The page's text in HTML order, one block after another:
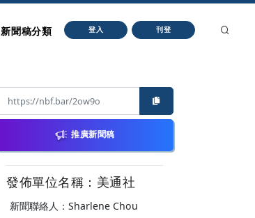
新聞稿分類 登入 刊登
推廣新聞稿
發佈單位名稱：美通社
新聞聯絡人：Sharlene Chou